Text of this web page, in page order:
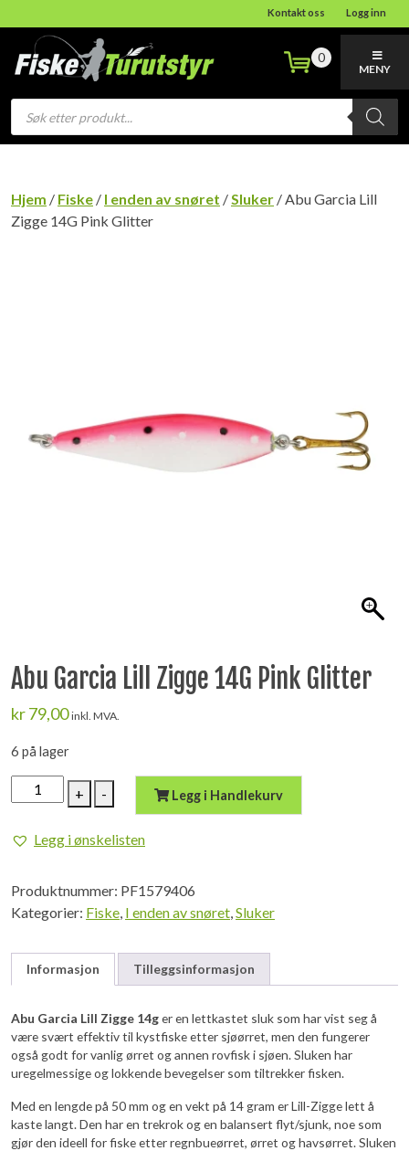
Kontakt oss Logg inn
Products
search
0
MENY
Hjem / Fiske / I enden av snøret /Sluker / Abu Garcia Lill
Zigge 14G Pink Glitter
Abu Garcia Lill Zigge 14G Pink Glitter
kr79,00 inkl. MVA.
6 på lager
+
Abu
Garcia
Zigge
Pink
Glitter
- Legg i Handlekurv
Legg i ønskelisten
Produktnummer: PF1579406
Kategorier: Fiske, I enden av snøret,Sluker
Informasjon Tilleggsinformasjon
Abu Garcia Lill Zigge 14ger en lettkastet sluk som har vist seg å
være svært effektiv til kystfiske etter sjøørret, men den fungerer
også godt for vanlig ørret og annen rovfisk i sjøen. Sluken har
uregelmessige og lokkende bevegelser som tiltrekker fisken.
Med en lengde på 50 mm og en vekt på 14 gram er Lill-Zigge lett å
kaste langt. Den har en trekrok og en balansert flyt/sjunk, noe som
gjør den ideell for fiske etter regnbueørret, ørret og havsørret. Sluken